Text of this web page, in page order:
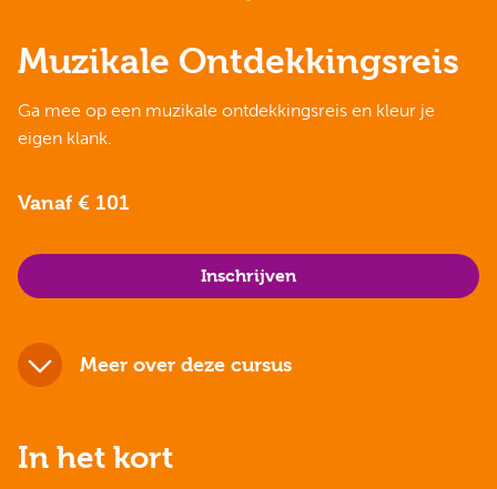
Muzikale Ontdekkingsreis
Ga mee op een muzikale ontdekkingsreis en kleur je
eigen klank.
Vanaf € 101
Inschrijven
Meer over deze cursus
In het kort